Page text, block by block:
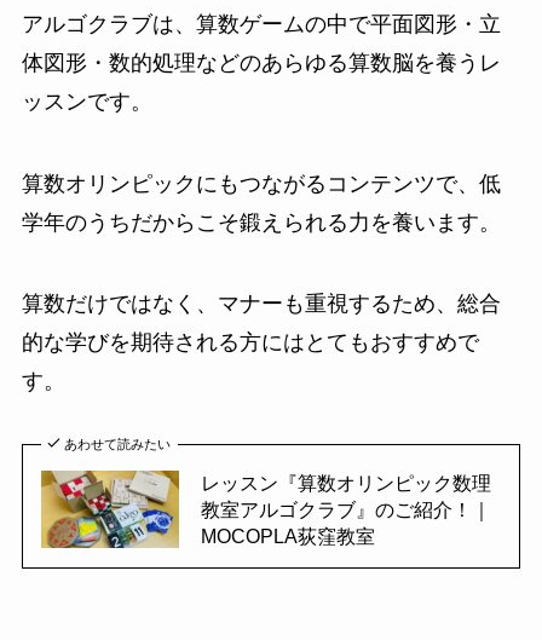
アルゴクラブは、算数ゲームの中で平面図形・立
体図形・数的処理などのあらゆる算数脳を養うレ
ッスンです。
算数オリンピックにもつながるコンテンツで、低
学年のうちだからこそ鍛えられる力を養います。
算数だけではなく、マナーも重視するため、総合
的な学びを期待される方にはとてもおすすめで
す。
あわせて読みたい
レッスン『算数オリンピック数理
教室アルゴクラブ』のご紹介！｜
MOCOPLA荻窪教室